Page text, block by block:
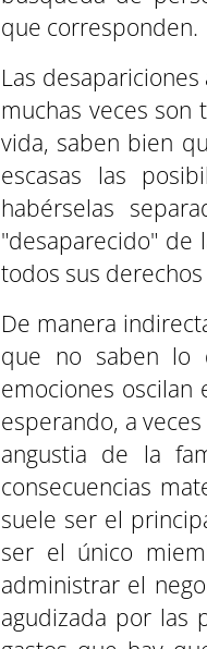
que corresponden.
Las
muchas veces
vida, saben bien
escasas las
habérselas
"desaparecido" de
todos sus
De manera
que no saben lo
emociones oscilan
esperando, a
angustia de la
consecuencias
suele ser el
ser el único
administrar el
agudizada por las